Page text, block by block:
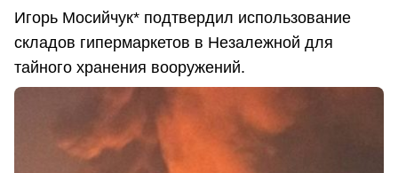
Игорь Мосийчук* подтвердил использование
складов гипермаркетов в Незалежной для
тайного хранения вооружений.